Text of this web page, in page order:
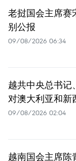
老挝国会主席赛
别公报
09/08/2026 06:34
越共中央总书记
对澳大利亚和新
09/08/2026 02:04
越南国会主席陈